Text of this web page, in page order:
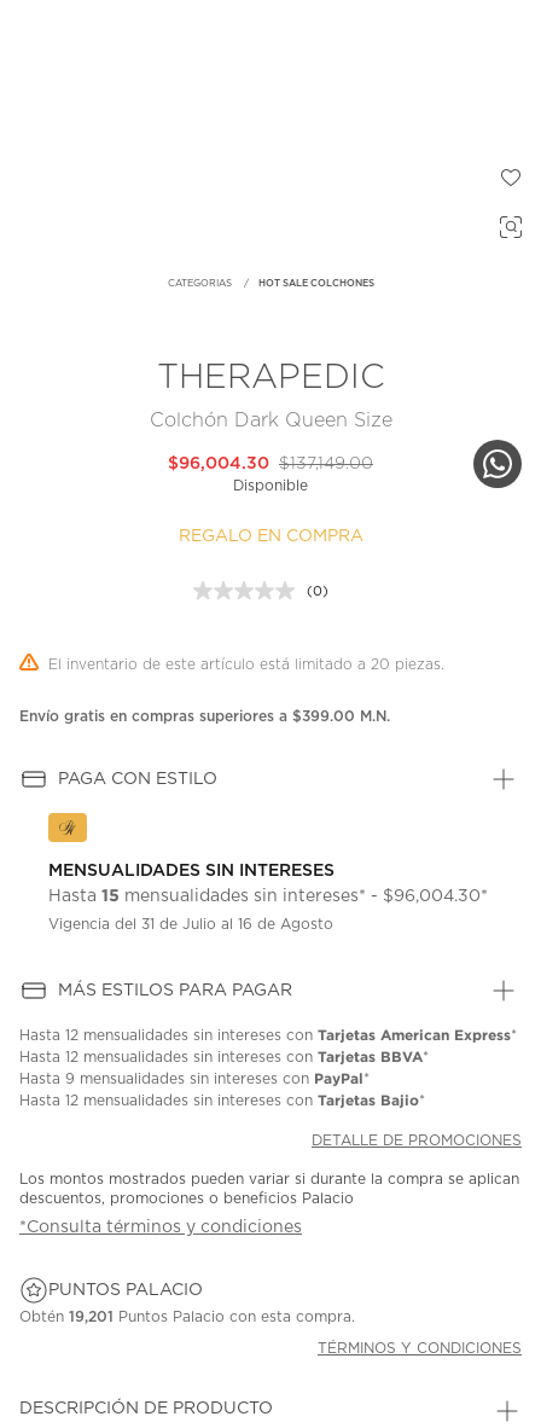
CATEGORIAS HOT SALE COLCHONES
THERAPEDIC
Colchón Dark Queen Size
$137,149.00
$96,004.30
Disponible
REGALO EN COMPRA
Sin
en
página.
(0)
El inventario de este artículo está limitado a 20 piezas.
Envío gratis en compras superiores a $399.00 M.N.
PAGA CON ESTILO
MENSUALIDADES SIN INTERESES
Hasta 15 mensualidades sin intereses* - $96,004.30*
Vigencia del 31 de Julio al 16 de Agosto
MÁS ESTILOS PARA PAGAR
Hasta 12 mensualidades sin intereses con Tarjetas American Express*
Hasta 12 mensualidades sin intereses con Tarjetas BBVA*
Hasta 9 mensualidades sin intereses con PayPal*
Hasta 12 mensualidades sin intereses con Tarjetas Bajio*
DETALLE DE PROMOCIONES
Los montos mostrados pueden variar si durante la compra se aplican
descuentos, promociones o beneficios Palacio
*Consulta términos y condiciones
PUNTOS PALACIO
Obtén 19,201 Puntos Palacio con esta compra.
TÉRMINOS Y CONDICIONES
DESCRIPCIÓN DE PRODUCTO